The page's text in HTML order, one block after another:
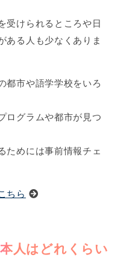
受けられるところや日
ある人も少なくありま
都市や語学学校をいろ
ログラムや都市が見つ
ためには事前情報チェ
ちら
人はどれくらい